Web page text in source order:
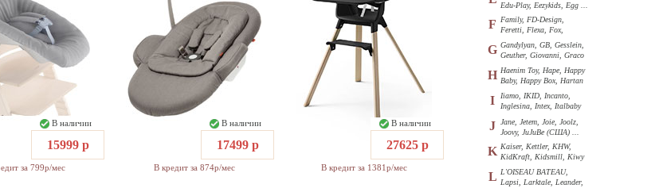
В наличии
15999 р
за 799р/мес
В наличии
17499 р
В кредит за 874р/мес
В наличии
27625 р
В кредит за 1381р/мес
Edu-Play, Eezykids, Egg ...
F
Family, FD-Design,
Feretti, Flexa, Fox,
G Gandylyan, GB, Gesslein,
Geuther, Giovanni, Graco
H Haenim Toy, Hape, Happy
Baby, Happy Box, Hartan
I
Iiamo, IKID, Incanto,
Inglesina, Intex, Italbaby
J
Jane, Jetem, Joie, Joolz,
Joovy, JuJuBe (США) ...
K Kaiser, Kettler, KHW,
KidKraft, Kidsmill, Kiwy
L L'OISEAU BATEAU,
Lapsi, Larktale, Leander,